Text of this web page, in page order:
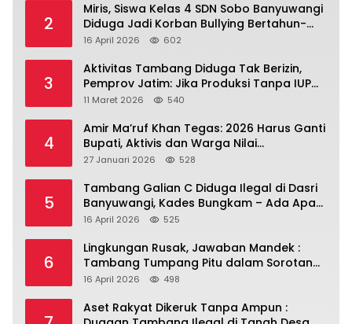
2
Miris, Siswa Kelas 4 SDN Sobo Banyuwangi
Diduga Jadi Korban Bullying Bertahun-
tahun, Terjadi di Depan Masjid Perumahan
16 April 2026 602
3
Aktivitas Tambang Diduga Tak Berizin,
Pemprov Jatim: Jika Produksi Tanpa IUP
Itu Pelanggaran Hukum
11 Maret 2026 540
4
Amir Ma’ruf Khan Tegas: 2026 Harus Ganti
Bupati, Aktivis dan Warga Nilai
Kepemimpinan Saat Ini Gagal Jawab
27 Januari 2026 528
5
Tambang Galian C Diduga Ilegal di Dasri
Banyuwangi, Kades Bungkam – Ada Apa
Ya?
16 April 2026 525
6
Lingkungan Rusak, Jawaban Mandek :
Tambang Tumpang Pitu dalam Sorotan
Tajam
16 April 2026 498
Aset Rakyat Dikeruk Tanpa Ampun :